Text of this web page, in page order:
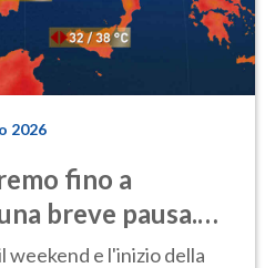
2026
fino a
breve pausa.
weekend e l'inizio della